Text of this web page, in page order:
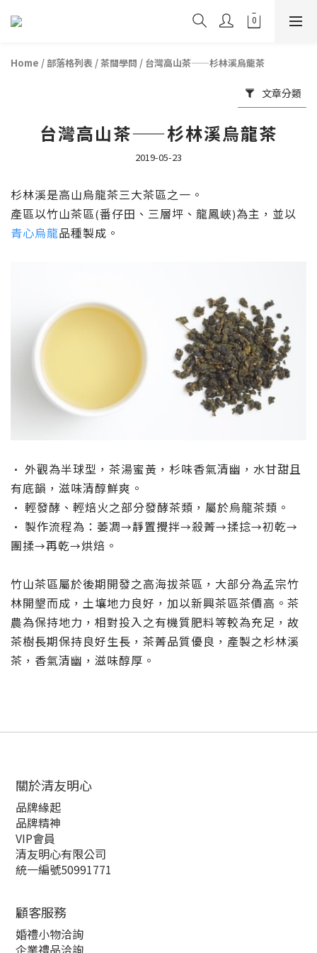
Home / 部落格列表 /茶間學問 / 台灣高山茶——杉林溪烏龍茶
文章分類
台灣高山茶——杉林溪烏龍茶
2019-05-23
杉林溪是高山烏龍茶三大茶區之一 。
產區以竹山茶區(番仔田、三層坪、龍鳳峽)為主，並以
青心烏龍品種製成。
• 外觀為半球型，茶湯蜜黃，杉味香氣清幽，水甘甜且
有底韻，滋味清醇鮮爽。
• 輕發酵、輕焙火之部分發酵茶類，屬於烏龍茶類。
• 製作流程為：萎凋→靜置攪拌→殺菁→揉捻→初乾→
團揉→再乾→烘焙 。
竹山茶區屬於後期開發之高海拔茶區，大部分為孟宗竹
林開墾而成，土壤地力良好，加以新興茶區茶價高。茶
農為保持地力，相對投入之有機質肥料等較為充足，故
茶樹長期保持良好生長，茶菁品質優良，產製之杉林溪
茶，香氣清幽，滋味醇厚。
關於清友明心
品牌緣起
品牌精神
VIP會員
清友明心有限公司
統一編號50991771
顧客服務
婚禮小物洽詢
企業禮品洽詢